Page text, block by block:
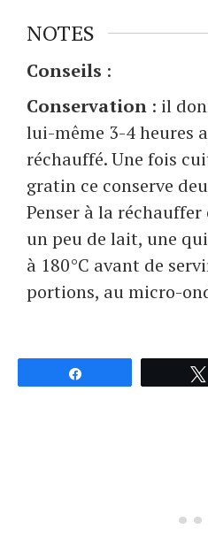
NOTES
Conseils :
Conservation : il
lui-même 3-4 heures
réchauffé. Une fois
gratin ce conserve
Penser à la
un peu de lait, une
à 180°C avant de
portions, au micro-